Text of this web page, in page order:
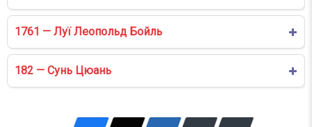
1761 — Луї Леопольд Бойль
182 — Сунь Цюань